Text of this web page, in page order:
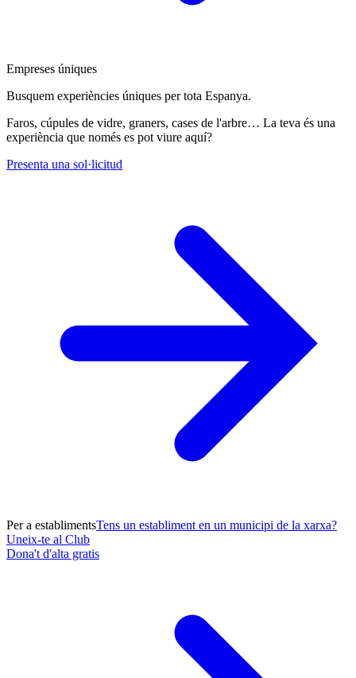
Empreses úniques
Busquem experiències úniques per tota Espanya.
Faros, cúpules de vidre, graners, cases de l'arbre… La teva és una
experiència que només es pot viure aquí?
Presenta una sol·licitud
Per a establimentsTens un establiment en un municipi de la xarxa?
Uneix-te al Club
Dona't d'alta gratis